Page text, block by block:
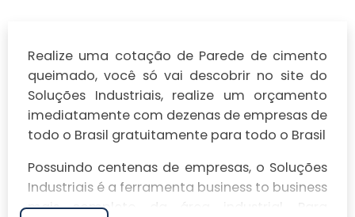
Realize uma cotação de Parede de cimento
queimado, você só vai descobrir no site do
Soluções Industriais, realize um orçamento
imediatamente com dezenas de empresas de
todo o Brasil gratuitamente para todo o Brasil
Possuindo centenas de empresas, o Soluções
Industriais é a ferramenta business to business
mais completo da área industrial. Para